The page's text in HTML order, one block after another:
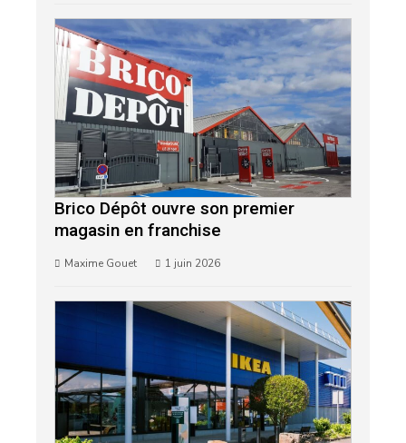
Brico Dépôt ouvre son premier
magasin en franchise
Maxime Gouet 1 juin 2026